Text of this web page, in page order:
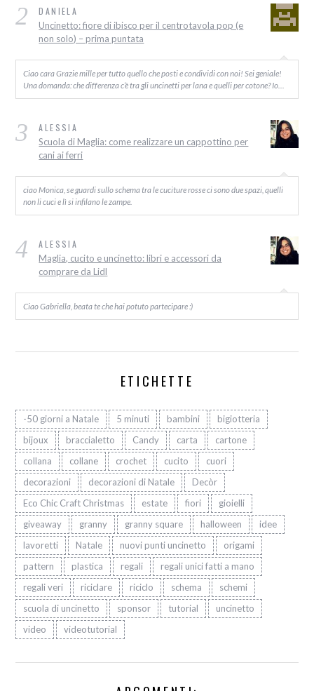
2 DANIELA
Uncinetto: fiore di ibisco per il centrotavola pop (e
non solo) – prima puntata
Ciao cara Grazie mille per tutto quello che posti e condividi con noi! Sei geniale!
Una domanda: che differenza c’è tra gli uncinetti per lana e quelli per cotone? Io…
3 ALESSIA
Scuola di Maglia: come realizzare un cappottino per
cani ai ferri
ciao Monica, se guardi sullo schema tra le cuciture rosse ci sono due spazi, quelli
non li cuci e lì si infilano le zampe.
4 ALESSIA
Maglia, cucito e uncinetto: libri e accessori da
comprare da Lidl
Ciao Gabriella, beata te che hai potuto partecipare :)
ETICHETTE
-50 giorni a Natale 5 minuti bambini
bigiotteria
bijoux
braccialetto Candy carta
cartone
collana
collane crochet cucito
cuori
decorazioni
decorazioni di Natale
Decòr
Eco Chic Craft Christmas
estate fiori
gioielli
giveaway
granny granny square halloween
idee
lavoretti
Natale nuovi punti uncinetto
origami
pattern
plastica regali
regali unici fatti a mano
regali veri
riciclare riciclo schema
schemi
scuola di uncinetto
sponsor tutorial
uncinetto
video
videotutorial